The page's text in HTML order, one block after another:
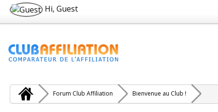
Hi, Guest
Forum Club Affiliation Bienvenue au Club !